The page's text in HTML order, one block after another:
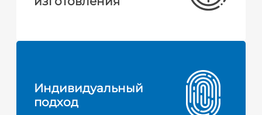
Индивидуальный
подход